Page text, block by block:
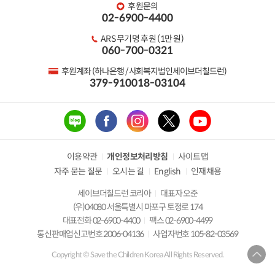
후원문의
02-6900-4400
ARS 무기명 후원 (1만 원)
060-700-0321
후원계좌 (하나은행 / 사회복지법인세이브더칠드런)
379-910018-03104
이용약관 개인정보처리방침
사이트맵
자주 묻는 질문
오시는 길 English
인재채용
세이브더칠드런 코리아
대표자 오준
(우)04080 서울특별시 마포구 토정로 174
대표전화 02-6900-4400
팩스 02-6900-4499
통신판매업신고번호 2006-04136
사업자번호 105-82-03569
Copyright © Save the Children Korea All Rights Reserved.